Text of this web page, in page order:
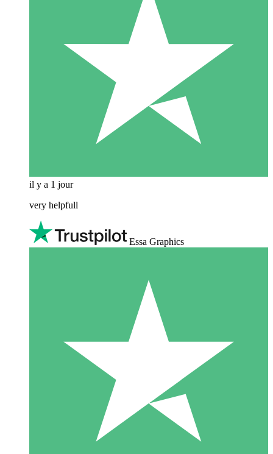
il y a 1 jour
very helpfull
Essa Graphics